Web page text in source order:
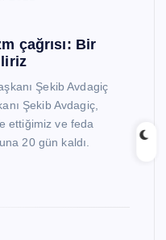
çağrısı: Bir
Şekib Avdagiç
Şekib Avdagiç,
ettiğimiz ve feda
20 gün kaldı.